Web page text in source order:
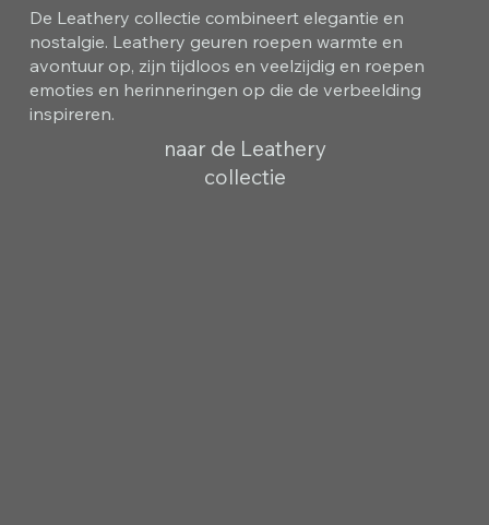
De Leathery collectie combineert elegantie en
nostalgie. Leathery geuren roepen warmte en
avontuur op, zijn tijdloos en veelzijdig en roepen
emoties en herinneringen op die de verbeelding
inspireren.
naar de Leathery
collectie